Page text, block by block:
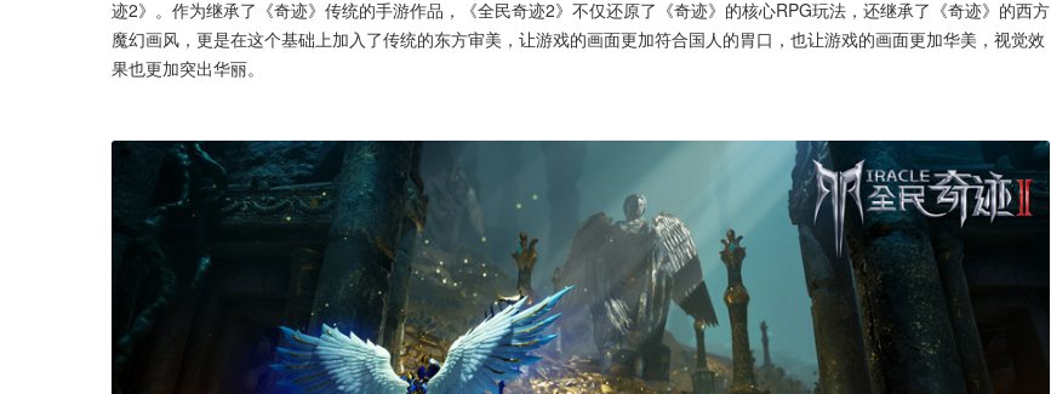
迹2》。作为继承了《奇迹》传统的手游作品，《全民奇迹2》不仅还原了《奇迹》的核心RPG玩法，还继承了《奇迹》的西方
魔幻画风，更是在这个基础上加入了传统的东方审美，让游戏的画面更加符合国人的胃口，也让游戏的画面更加华美，视觉效
果也更加突出华丽。